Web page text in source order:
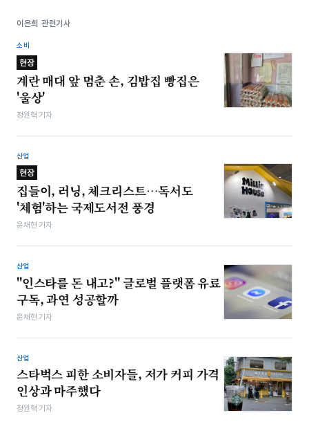
이은희 관련기사
소비
현장
계란 매대 앞 멈춘 손, 김밥집 빵집은
'울상'
정원혁 기자
산업
현장
집들이, 러닝, 체크리스트…독서도
'체험'하는 국제도서전 풍경
윤채현 기자
산업
"인스타를 돈 내고?" 글로벌 플랫폼 유료
구독, 과연 성공할까
윤채현 기자
산업
스타벅스 피한 소비자들, 저가 커피 가격
인상과 마주했다
정원혁 기자